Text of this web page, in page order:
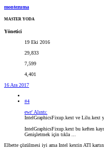
montezuma
MASTER YODA
Yönetici
19 Eki 2016
29,833
7,599
4,401
16 Ara 2017
#4
ewr' Alıntı:
IntelGraphicsFixup.kext ve Lilu.kext
IntelGraphicsFixup.kext bu keften
Genişletmek için tıkla ...
Elbette çözülmesi iyi ama Intel kextin ATI